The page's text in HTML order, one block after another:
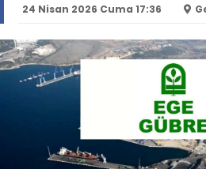
24 Nisan 2026 Cuma 17:36